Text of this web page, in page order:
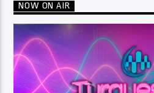
NOW ON AIR